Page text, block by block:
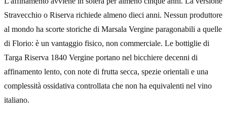
Stravecchio o Riserva richiede almeno dieci anni. Nessun produttore
al mondo ha scorte storiche di Marsala Vergine paragonabili a quelle
di Florio: è un vantaggio fisico, non commerciale. Le bottiglie di
Targa Riserva 1840 Vergine portano nel bicchiere decenni di
affinamento lento, con note di frutta secca, spezie orientali e una
complessità ossidativa controllata che non ha equivalenti nel vino
italiano.